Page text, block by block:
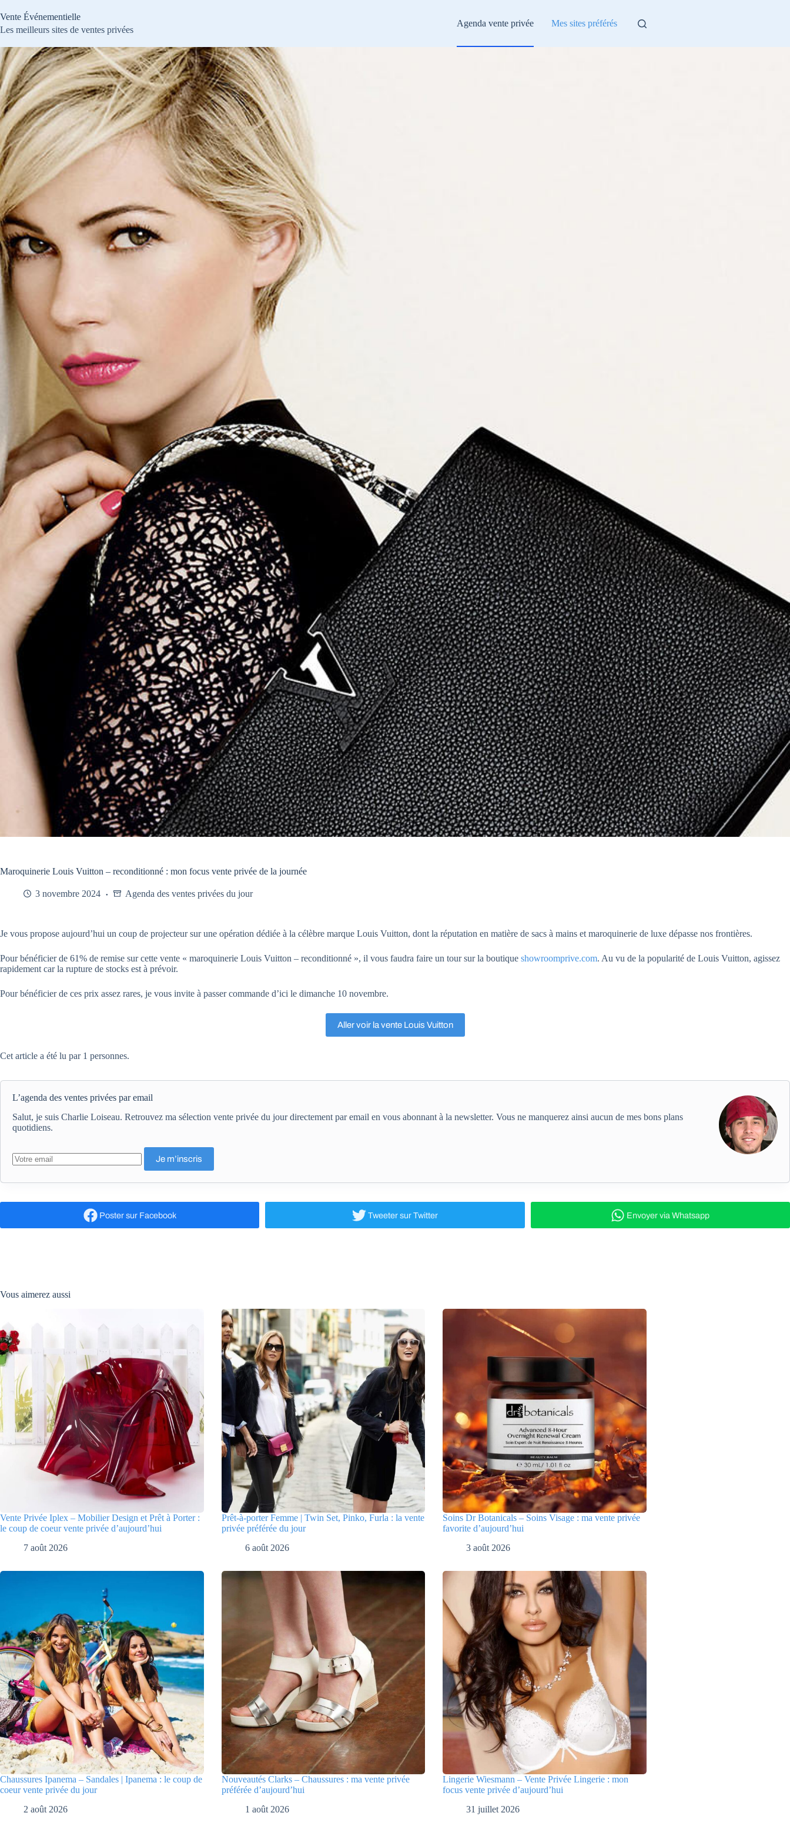
au
contenu
Vente Événementielle
Les meilleurs sites de ventes privées
Agenda vente privée Mes sites préférés
Maroquinerie Louis Vuitton – reconditionné : mon focus vente privée de la journée
3 novembre 2024 Agenda des ventes privées du jour
Je vous propose aujourd’hui un coup de projecteur sur une opération dédiée à la célèbre marque Louis Vuitton, dont la réputation en matière de sacs à mains et maroquinerie de luxe dépasse nos frontières.
Pour bénéficier de 61% de remise sur cette vente « maroquinerie Louis Vuitton – reconditionné », il vous faudra faire un tour sur la boutique showroomprive.com. Au vu de la popularité de Louis Vuitton, agissez
rapidement car la rupture de stocks est à prévoir.
Pour bénéficier de ces prix assez rares, je vous invite à passer commande d’ici le dimanche 10 novembre.
Aller voir la vente Louis Vuitton
Cet article a été lu par 1 personnes.
L’agenda des ventes privées par email
Salut, je suis Charlie Loiseau. Retrouvez ma sélection vente privée du jour directement par email en vous abonnant à la newsletter. Vous ne manquerez ainsi aucun de mes bons plans
quotidiens.
Postersur Facebook Tweetersur Twitter Envoyervia Whatsapp
Vous aimerez aussi
Vente Privée Iplex – Mobilier Design et Prêt à Porter :
le coup de coeur vente privée d’aujourd’hui
7 août 2026
Prêt-à-porter Femme | Twin Set, Pinko, Furla : la vente
privée préférée du jour
6 août 2026
Soins Dr Botanicals – Soins Visage : ma vente privée
favorite d’aujourd’hui
3 août 2026
Chaussures Ipanema – Sandales | Ipanema : le coup de
coeur vente privée du jour
2 août 2026
Nouveautés Clarks – Chaussures : ma vente privée
préférée d’aujourd’hui
1 août 2026
Lingerie Wiesmann – Vente Privée Lingerie : mon
focus vente privée d’aujourd’hui
31 juillet 2026